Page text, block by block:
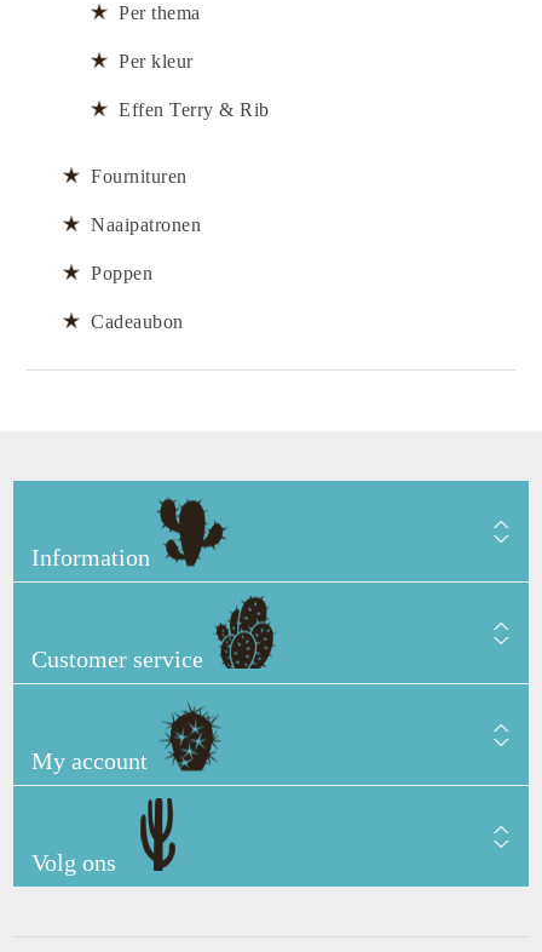
Per thema
Per kleur
Effen Terry & Rib
Fournituren
Naaipatronen
Poppen
Cadeaubon
Information
Customer service
My account
Volg ons